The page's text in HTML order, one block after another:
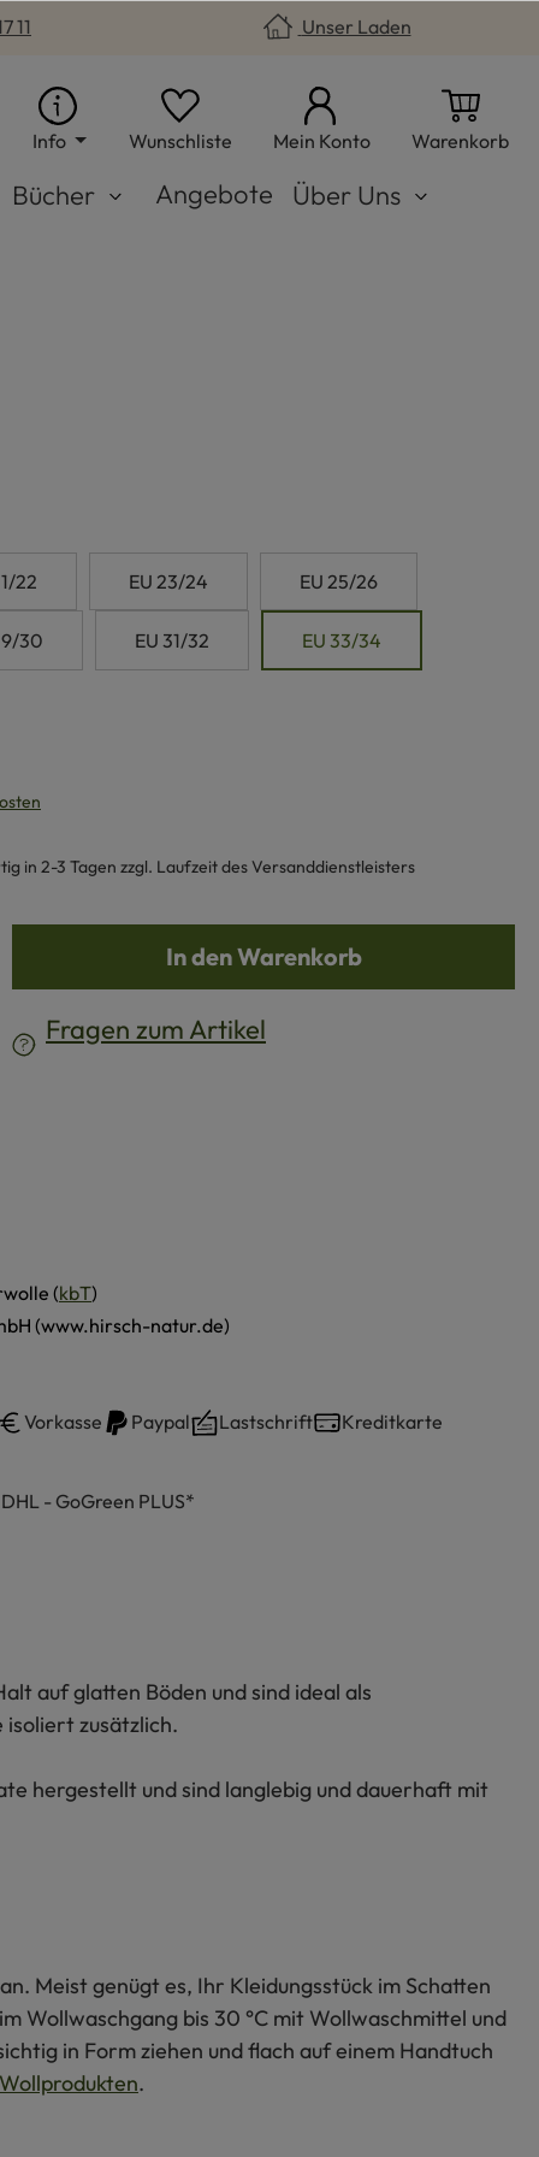
11 Unser Laden
Info Wunschliste Du hast 0 Produkte auf dem
Mein Konto Warenkorb
Bücher Angebote Über Uns
22 EU 23/24 EU 25/26
30 EU 31/32 EU 33/34
in 2-3 Tagen zzgl. Laufzeit des Versanddienstleisters
den gewünschten Wert ein oder
In den Warenkorb
Fragen zum Artikel
(kbT)
(www.hirsch-natur.de)
Vorkasse Paypal Lastschrift Kreditkarte
- GoGreen PLUS*
auf glatten Böden und sind ideal als
zusätzlich.
hergestellt und sind langlebig und dauerhaft mit
Meist genügt es, Ihr Kleidungsstück im Schatten
Wollwaschgang bis 30 °C mit Wollwaschmittel und
in Form ziehen und flach auf einem Handtuch
.